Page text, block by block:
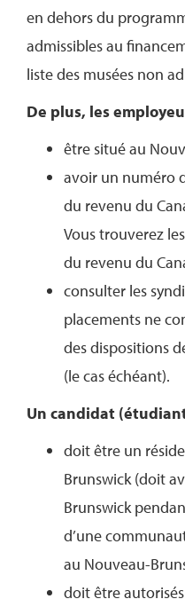
en dehors du
admissibles au
liste des musées non
De plus, les
être situé au
avoir un numéro
du revenu du
Vous trouverez
du revenu du
consulter les
placements ne
des dispositions
(le cas échéant).
Un candidat
doit être un
Brunswick (doit
Brunswick
d’une
au Nouveau-
doit être